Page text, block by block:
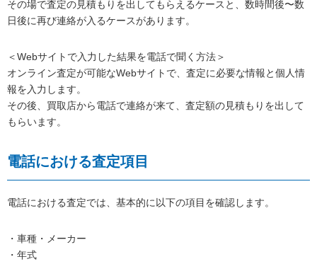
その場で査定の見積もりを出してもらえるケースと、数時間後〜数
日後に再び連絡が入るケースがあります。
＜Webサイトで入力した結果を電話で聞く方法＞
オンライン査定が可能なWebサイトで、査定に必要な情報と個人情
報を入力します。
その後、買取店から電話で連絡が来て、査定額の見積もりを出して
もらいます。
電話における査定項目
電話における査定では、基本的に以下の項目を確認します。
・車種・メーカー
・年式